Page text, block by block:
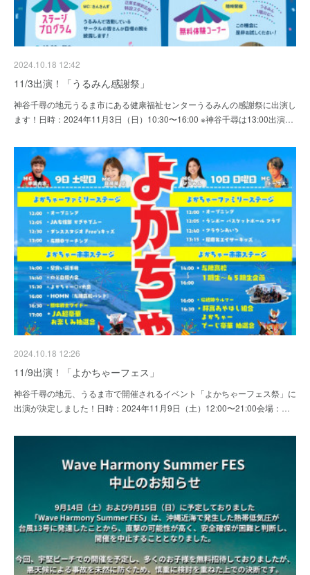
2024.10.18 12:42
11/3出演！「うるみん感謝祭」
神谷千尋の地元うるま市にある健康福祉センターうるみんの感謝祭に出演し
ます！日時：2024年11月3日（日）10:30〜16:00 ※神谷千尋は13:00出演…
2024.10.18 12:26
11/9出演！「よかちゃーフェス」
神谷千尋の地元、うるま市で開催されるイベント「よかちゃーフェス祭」に
出演が決定しました！日時：2024年11月9日（土）12:00〜21:00会場：…